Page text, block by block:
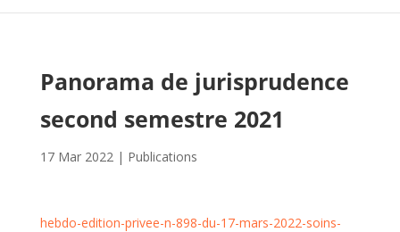
Panorama de jurisprudence
second semestre 2021
17 Mar 2022| Publications
hebdo-edition-privee-n-898-du-17-mars-2022-soins-